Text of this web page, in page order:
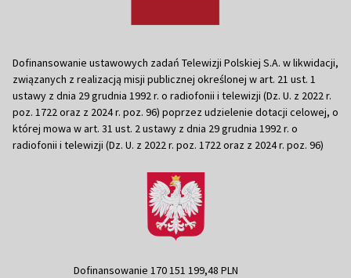
Dofinansowanie ustawowych zadań Telewizji Polskiej S.A. w likwidacji,
związanych z realizacją misji publicznej określonej w art. 21 ust. 1
ustawy z dnia 29 grudnia 1992 r. o radiofonii i telewizji (Dz. U. z 2022 r.
poz. 1722 oraz z 2024 r. poz. 96) poprzez udzielenie dotacji celowej, o
której mowa w art. 31 ust. 2 ustawy z dnia 29 grudnia 1992 r. o
radiofonii i telewizji (Dz. U. z 2022 r. poz. 1722 oraz z 2024 r. poz. 96)
Dofinansowanie 170 151 199,48 PLN